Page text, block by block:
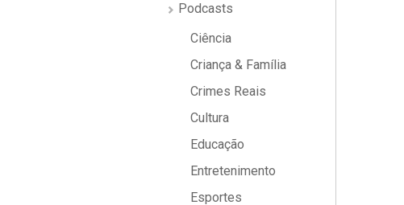
Podcasts
Ciência
Criança & Família
Crimes Reais
Cultura
Educação
Entretenimento
Esportes